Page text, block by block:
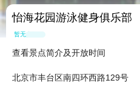
怡海花园游泳健身俱乐部
暂无点评
查看景点简介及开放时间
北京市丰台区南四环西路129号